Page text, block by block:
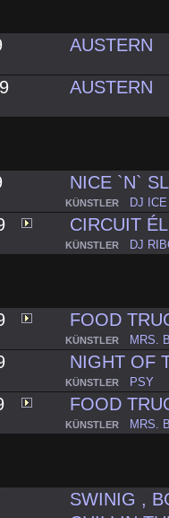
AUSTERN
AUSTERN
NICE `N`
KÜNSTLER DJ
CIRCUIT
KÜNSTLER DJ
FOOD
KÜNSTLER MRS.
NIGHT OF
KÜNSTLER PSY
FOOD
KÜNSTLER MRS.
SWINIG ,